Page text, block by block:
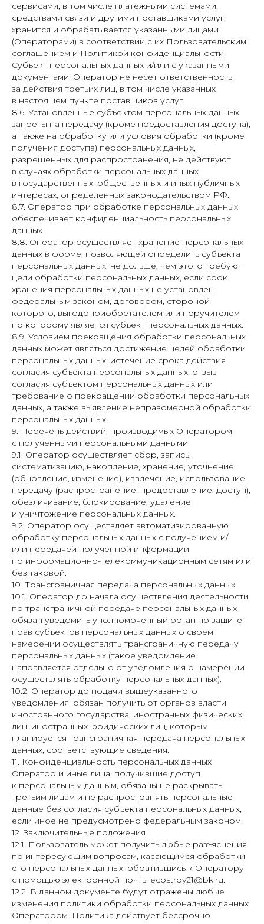
сервисами, в том числе платежными системами,
средствами связи и другими поставщиками услуг,
хранится и обрабатывается указанными лицами
(Операторами) в соответствии с их Пользовательским
соглашением и Политикой конфиденциальности.
Субъект персональных данных и/или с указанными
документами. Оператор не несет ответственность
за действия третьих лиц, в том числе указанных
в настоящем пункте поставщиков услуг.
8.6. Установленные субъектом персональных данных
запреты на передачу (кроме предоставления доступа),
а также на обработку или условия обработки (кроме
получения доступа) персональных данных,
разрешенных для распространения, не действуют
в случаях обработки персональных данных
в государственных, общественных и иных публичных
интересах, определенных законодательством РФ.
8.7. Оператор при обработке персональных данных
обеспечивает конфиденциальность персональных
данных.
8.8. Оператор осуществляет хранение персональных
данных в форме, позволяющей определить субъекта
персональных данных, не дольше, чем этого требуют
цели обработки персональных данных, если срок
хранения персональных данных не установлен
федеральным законом, договором, стороной
которого, выгодоприобретателем или поручителем
по которому является субъект персональных данных.
8.9. Условием прекращения обработки персональных
данных может являться достижение целей обработки
персональных данных, истечение срока действия
согласия субъекта персональных данных, отзыв
согласия субъектом персональных данных или
требование о прекращении обработки персональных
данных, а также выявление неправомерной обработки
персональных данных.
9. Перечень действий, производимых Оператором
с полученными персональными данными
9.1. Оператор осуществляет сбор, запись,
систематизацию, накопление, хранение, уточнение
(обновление, изменение), извлечение, использование,
передачу (распространение, предоставление, доступ),
обезличивание, блокирование, удаление
и уничтожение персональных данных.
9.2. Оператор осуществляет автоматизированную
обработку персональных данных с получением и/
или передачей полученной информации
по информационно-телекоммуникационным сетям или
без таковой.
10. Трансграничная передача персональных данных
10.1. Оператор до начала осуществления деятельности
по трансграничной передаче персональных данных
обязан уведомить уполномоченный орган по защите
прав субъектов персональных данных о своем
намерении осуществлять трансграничную передачу
персональных данных (такое уведомление
направляется отдельно от уведомления о намерении
осуществлять обработку персональных данных).
10.2. Оператор до подачи вышеуказанного
уведомления, обязан получить от органов власти
иностранного государства, иностранных физических
лиц, иностранных юридических лиц, которым
планируется трансграничная передача персональных
данных, соответствующие сведения.
11. Конфиденциальность персональных данных
Оператор и иные лица, получившие доступ
к персональным данным, обязаны не раскрывать
третьим лицам и не распространять персональные
данные без согласия субъекта персональных данных,
если иное не предусмотрено федеральным законом.
12. Заключительные положения
12.1. Пользователь может получить любые разъяснения
по интересующим вопросам, касающимся обработки
его персональных данных, обратившись к Оператору
с помощью электронной почты ecostroy21@bk.ru.
12.2. В данном документе будут отражены любые
изменения политики обработки персональных данных
Оператором. Политика действует бессрочно